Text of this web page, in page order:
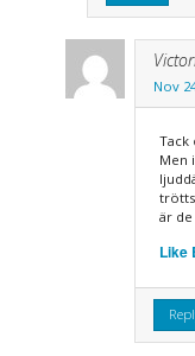
Nov
Tack
Men
är de
Like